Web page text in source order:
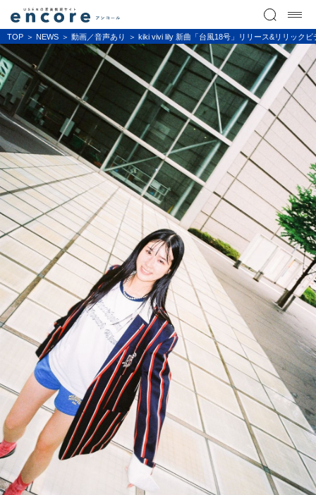
TOP NEWS 動画／音声あり kiki vivi lily 新曲「台風18号」リリース&リリック